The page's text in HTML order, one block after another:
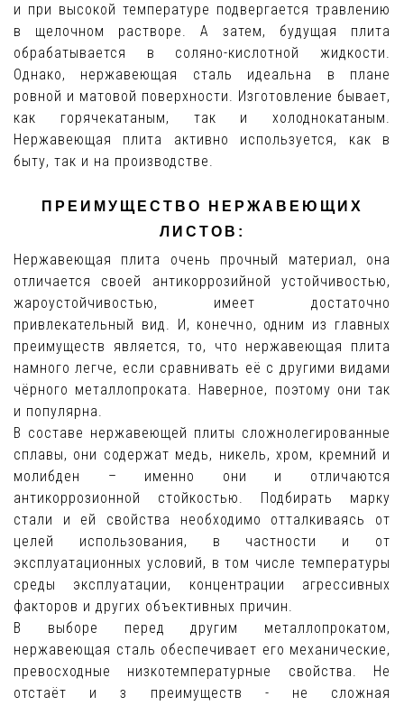
и при высокой температуре подвергается травлению
в щелочном растворе. А затем, будущая плита
обрабатывается в соляно-кислотной жидкости.
Однако, нержавеющая сталь идеальна в плане
ровной и матовой поверхности. Изготовление бывает,
как горячекатаным, так и холоднокатаным.
Нержавеющая плита активно используется, как в
быту, так и на производстве.
ПРЕИМУЩЕСТВО НЕРЖАВЕЮЩИХ
ЛИСТОВ:
Нержавеющая плита очень прочный материал, она
отличается своей антикоррозийной устойчивостью,
жароустойчивостью, имеет достаточно
привлекательный вид. И, конечно, одним из главных
преимуществ является, то, что нержавеющая плита
намного легче, если сравнивать её с другими видами
чёрного металлопроката. Наверное, поэтому они так
и популярна.
В составе нержавеющей плиты сложнолегированные
сплавы, они содержат медь, никель, хром, кремний и
молибден – именно они и отличаются
антикоррозионной стойкостью. Подбирать марку
стали и ей свойства необходимо отталкиваясь от
целей использования, в частности и от
эксплуатационных условий, в том числе температуры
среды эксплуатации, концентрации агрессивных
факторов и других объективных причин.
В выборе перед другим металлопрокатом,
нержавеющая сталь обеспечивает его механические,
превосходные низкотемпературные свойства. Не
отстаёт и з преимуществ - не сложная